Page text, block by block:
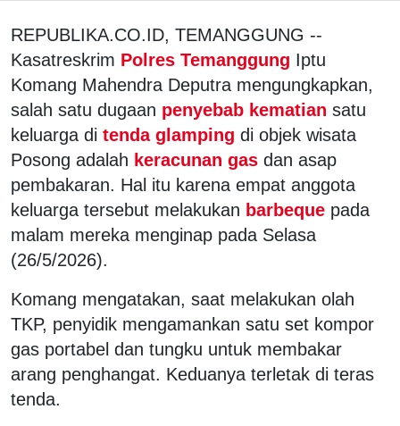
REPUBLIKA.CO.ID, TEMANGGUNG --
Kasatreskrim Polres Temanggung Iptu
Komang Mahendra Deputra mengungkapkan,
salah satu dugaan penyebab kematian satu
keluarga di tenda glamping di objek wisata
Posong adalah keracunan gas dan asap
pembakaran. Hal itu karena empat anggota
keluarga tersebut melakukan barbeque pada
malam mereka menginap pada Selasa
(26/5/2026).
Komang mengatakan, saat melakukan olah
TKP, penyidik mengamankan satu set kompor
gas portabel dan tungku untuk membakar
arang penghangat. Keduanya terletak di teras
tenda.